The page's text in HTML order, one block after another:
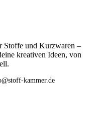
Stoffe und Kurzwaren –
kreativen Ideen, von
kammer.de